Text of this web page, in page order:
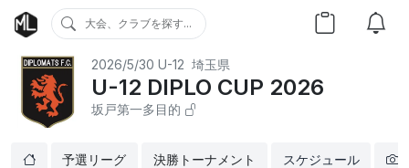
大会、クラブを探す...
2026/5/30 U-12 埼玉県
U-12 DIPLO CUP 2026
坂戸第一多目的
予選リーグ 決勝トーナメント スケジュール